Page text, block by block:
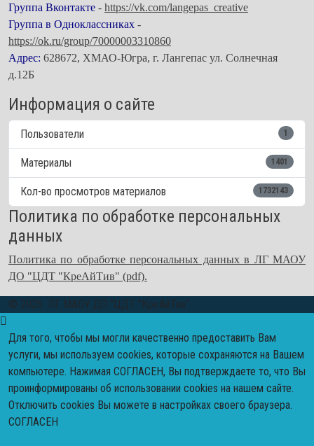
Группа Вконтакте - https://vk.com/langepas_creative
Группа в Одноклассниках -
https://ok.ru/group/70000003310860
Адрес: 628672, ХМАО-Югра, г. Лангепас ул. Солнечная
д.12Б
Информация о сайте
Пользователи 1
Материалы 1401
Кол-во просмотров материалов 1732143
Политика по обработке персональных
данных
Политика по обработке персональных данных в ЛГ МАОУ
ДО "ЦДТ "КреАйТив" (pdf).
© 2026. ЛГ МАОУ ДО "ЦДТ "КреАйТив"
Для того, чтобы мы могли качественно предоставить Вам
услуги, мы используем cookies, которые сохраняются на Вашем
компьютере. Нажимая СОГЛАСЕН, Вы подтверждаете то, что Вы
проинформированы об использовании cookies на нашем сайте.
Отключить cookies Вы можете в настройках своего браузера.
СОГЛАСЕН